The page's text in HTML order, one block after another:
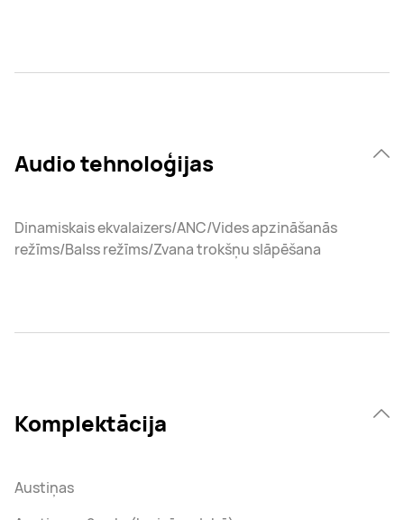
Audio tehnoloģijas
Dinamiskais ekvalaizers/ANC/Vides apzināšanās
režīms/Balss režīms/Zvana trokšņu slāpēšana
Komplektācija
Austiņas